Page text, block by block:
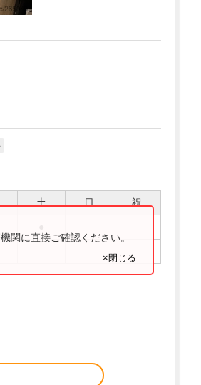
土 日 祝
関に直接ご確認ください。
×閉じる